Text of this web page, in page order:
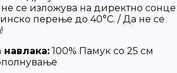
се изложува на директно сонце
перење до 40°C. / Да не се
100% Памук со 25 см